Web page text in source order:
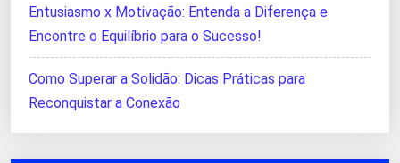
Entusiasmo x Motivação: Entenda a Diferença e
Encontre o Equilíbrio para o Sucesso!
Como Superar a Solidão: Dicas Práticas para
Reconquistar a Conexão